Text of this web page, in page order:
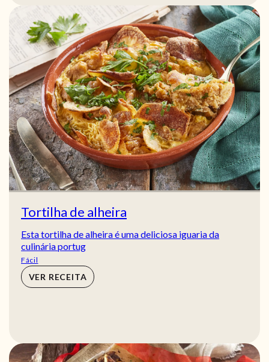
Tortilha de alheira
Esta tortilha de alheira é uma deliciosa iguaria da
culinária portug
Fácil
VER RECEITA